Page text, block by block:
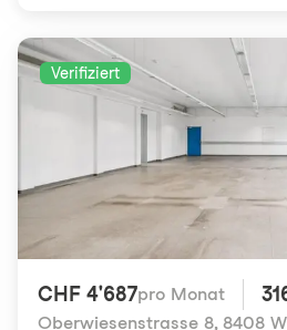
Verifiziert
CHF 4'687pro Monat
Oberwiesenstrasse 8, 8408